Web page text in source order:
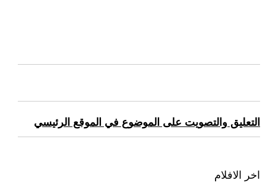
التعليق والتصويت على الموضوع في الموقع الرئيسي
اخر الافلام